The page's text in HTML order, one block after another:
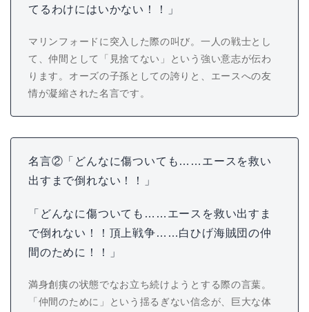
てるわけにはいかない！！」
マリンフォードに突入した際の叫び。一人の戦士とし
て、仲間として「見捨てない」という強い意志が伝わ
ります。オーズの子孫としての誇りと、エースへの友
情が凝縮された名言です。
名言②「どんなに傷ついても……エースを救い
出すまで倒れない！！」
「どんなに傷ついても……エースを救い出すま
で倒れない！！頂上戦争……白ひげ海賊団の仲
間のために！！」
満身創痍の状態でなお立ち続けようとする際の言葉。
「仲間のために」という揺るぎない信念が、巨大な体